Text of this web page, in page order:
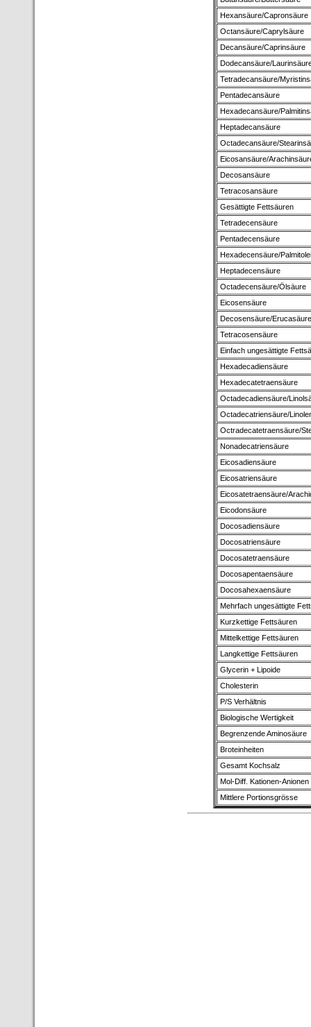
Hexansäure/Capronsäure
Octansäure/Caprylsäure
Decansäure/Caprinsäure
Dodecansäure/
Tetradecansäure/
Pentadecansäure
Hexadecansäure/
Heptadecansäure
Octadecansäure/
Eicosansäure/
Decosansäure
Tetracosansäure
Gesättigte Fettsäuren
Tetradecensäure
Pentadecensäure
Hexadecensäure/
Heptadecensäure
Octadecensäure/Ölsäure
Eicosensäure
Decosensäure/Erucasäure
Tetracosensäure
Einfach ungesättigte
Hexadecadiensäure
Hexadecatetraensäure
Octadecadiensäure/
Octadecatriensäure/
Octradecatetraensäure/
Nonadecatriensäure
Eicosadiensäure
Eicosatriensäure
Eicosatetraensäure/
Eicodonsäure
Docosadiensäure
Docosatriensäure
Docosatetraensäure
Docosapentaensäure
Docosahexaensäure
Mehrfach ungesättigte
Kurzkettige Fettsäuren
Mittelkettige Fettsäuren
Langkettige Fettsäuren
Glycerin + Lipoide
Cholesterin
P/S Verhältnis
Biologische Wertigkeit
Begrenzende Aminosäure
Broteinheiten
Gesamt Kochsalz
Mol-Diff. Kationen-Anionen
Mittlere Portionsgrösse